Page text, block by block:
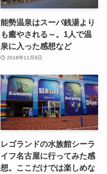
能勢温泉はスーパ銭湯より
も癒やされる～。1人で温
泉に入った感想など
2018年11月9日
レゴランドの水族館シーラ
イフ名古屋に行ってみた感
想。ここだけでは楽しめな